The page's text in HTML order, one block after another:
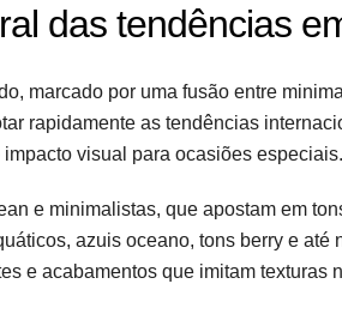
das tendências
marcado por uma fusão entre
rapidamente as tendências
visual para ocasiões especiais.
e minimalistas, que apostam em
azuis oceano, tons berry e até
e acabamentos que imitam texturas